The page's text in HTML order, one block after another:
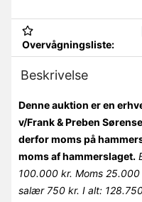
Overvågningsliste:
Beskrivelse
Denne auktion er en
v/Frank & Preben
derfor moms på
moms af hammerslaget.
100.000 kr. Moms
salær 750 kr. I alt: